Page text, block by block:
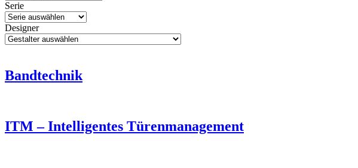
Serie
Designer
Bandtechnik
ITM – Intelligentes Türenmanagement